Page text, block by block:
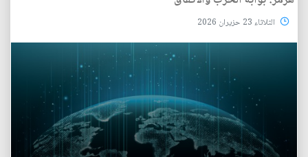
الثلاثاء 23 حزيران 2026